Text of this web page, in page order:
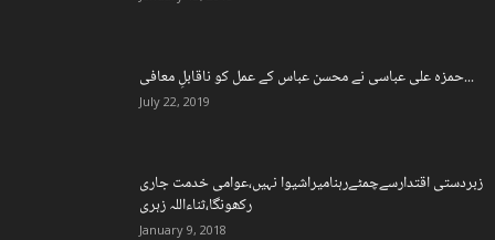
حمزہ علی عباسی نے محسن عباس کے عمل کو ناقابلِ معافی...
July 22, 2019
زبردستی اقتدارسےچمٹےرہنامیراشیوا نہیں،عوامی خدمت جاری
رکھونگا،ثناءاللہ زہری
January 9, 2018